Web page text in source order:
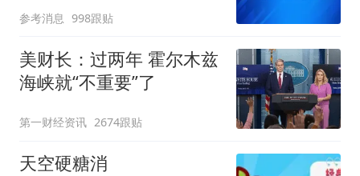
参考消息 998跟贴
美财长：过两年 霍尔木兹
海峡就“不重要”了
第一财经资讯 2674跟贴
天空硬糖消